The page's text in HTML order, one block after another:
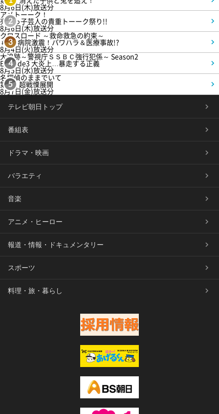
8月6日(木)放送分
2
アメトーーク！
売れっ子芸人の貴重トーーク祭り!!
8月6日(木)放送分
3
クロスロード ～救命救急の約束～
＃5 病院激震！パワハラ＆医療事故!?
8月4日(火)放送分
4
大追跡～警視庁ＳＳＢＣ強行犯係～ Season2
Episode3 大炎上…暴走する正義
8月5日(水)放送分
5
名探偵のままでいて
第4話 超戦慄展開
8月7日(金)放送分
テレビ朝日トップ
番組表
ドラマ・映画
バラエティ
音楽
アニメ・ヒーロー
報道・情報・ドキュメンタリー
スポーツ
料理・旅・暮らし